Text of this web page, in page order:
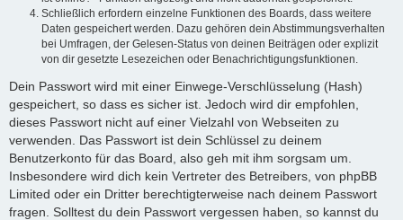
Schließlich erfordern einzelne Funktionen des Boards, dass weitere
Daten gespeichert werden. Dazu gehören dein Abstimmungsverhalten
bei Umfragen, der Gelesen-Status von deinen Beiträgen oder explizit
von dir gesetzte Lesezeichen oder Benachrichtigungsfunktionen.
Dein Passwort wird mit einer Einwege-Verschlüsselung (Hash)
gespeichert, so dass es sicher ist. Jedoch wird dir empfohlen,
dieses Passwort nicht auf einer Vielzahl von Webseiten zu
verwenden. Das Passwort ist dein Schlüssel zu deinem
Benutzerkonto für das Board, also geh mit ihm sorgsam um.
Insbesondere wird dich kein Vertreter des Betreibers, von phpBB
Limited oder ein Dritter berechtigterweise nach deinem Passwort
fragen. Solltest du dein Passwort vergessen haben, so kannst du